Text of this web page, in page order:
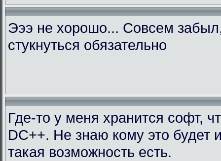
Эээ не хорошо... Совсем
стукнуться обязательно
Где-то у меня хранится софт,
DC++. Не знаю кому это будет
такая возможность есть.